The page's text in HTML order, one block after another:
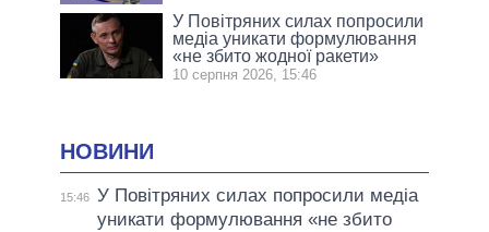
У Повітряних силах попросили
медіа уникати формулювання
«не збито жодної ракети»
10 серпня 2026, 15:46
НОВИНИ
15:46 У Повітряних силах попросили медіа
уникати формулювання «не збито